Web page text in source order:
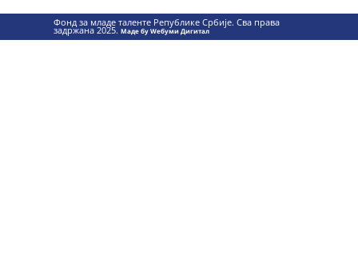
Фонд за младе таленте Републике Србије. Сва права
задржана 2025.Маде бy Wебуми Дигитал